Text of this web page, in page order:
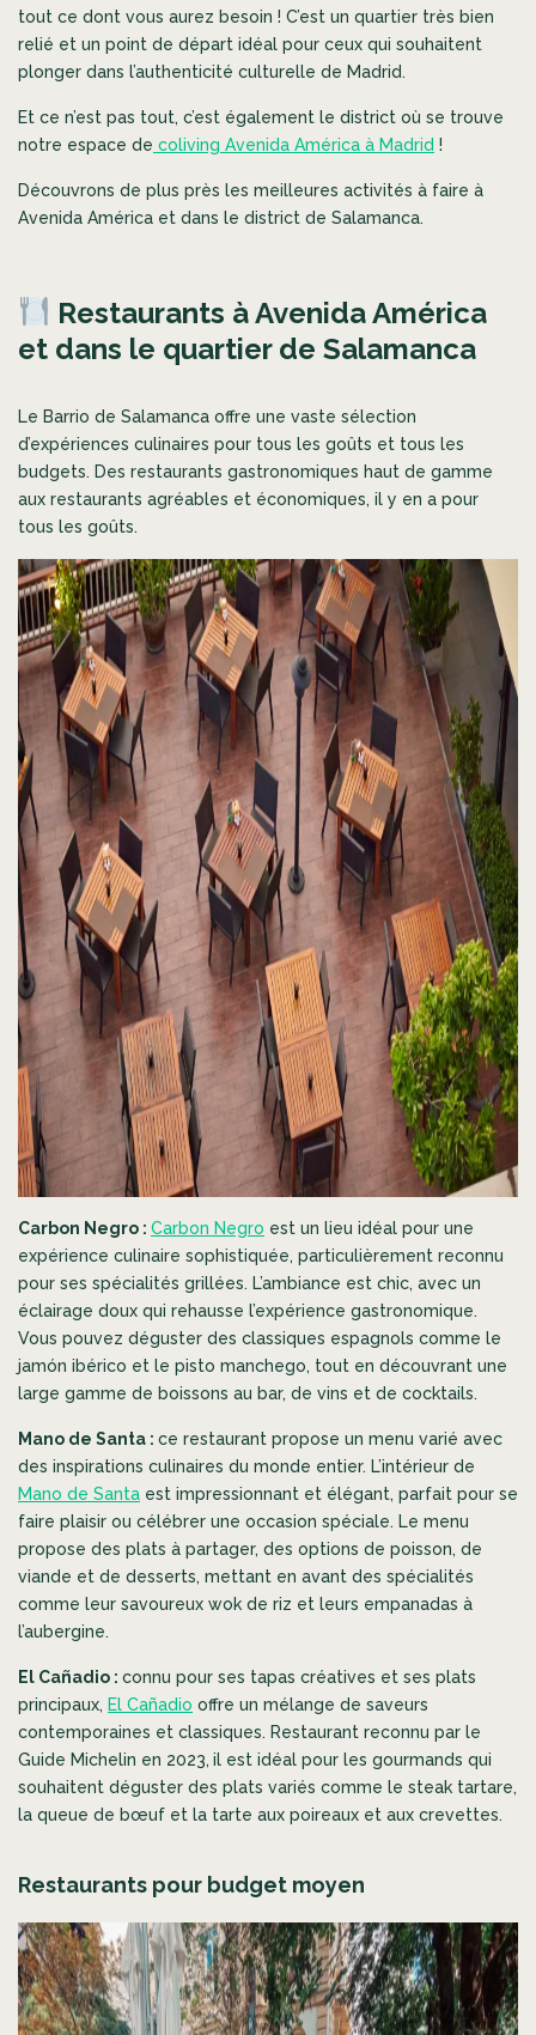
tout ce dont vous aurez besoin ! C’est un quartier très bien
relié et un point de départ idéal pour ceux qui souhaitent
plonger dans l’authenticité culturelle de Madrid.
Et ce n’est pas tout, c’est également le district où se trouve
notre espace de coliving Avenida América à Madrid !
Découvrons de plus près les meilleures activités à faire à
Avenida América et dans le district de Salamanca.
Restaurants à Avenida América
et dans le quartier de Salamanca
Le Barrio de Salamanca offre une vaste sélection
d’expériences culinaires pour tous les goûts et tous les
budgets. Des restaurants gastronomiques haut de gamme
aux restaurants agréables et économiques, il y en a pour
tous les goûts.
Carbon Negro : Carbon Negro est un lieu idéal pour une
expérience culinaire sophistiquée, particulièrement reconnu
pour ses spécialités grillées. L’ambiance est chic, avec un
éclairage doux qui rehausse l’expérience gastronomique.
Vous pouvez déguster des classiques espagnols comme le
jamón ibérico et le pisto manchego, tout en découvrant une
large gamme de boissons au bar, de vins et de cocktails.
Mano de Santa : ce restaurant propose un menu varié avec
des inspirations culinaires du monde entier. L’intérieur de
Mano de Santa est impressionnant et élégant, parfait pour se
faire plaisir ou célébrer une occasion spéciale. Le menu
propose des plats à partager, des options de poisson, de
viande et de desserts, mettant en avant des spécialités
comme leur savoureux wok de riz et leurs empanadas à
l’aubergine.
El Cañadio : connu pour ses tapas créatives et ses plats
principaux, El Cañadio offre un mélange de saveurs
contemporaines et classiques. Restaurant reconnu par le
Guide Michelin en 2023, il est idéal pour les gourmands qui
souhaitent déguster des plats variés comme le steak tartare,
la queue de bœuf et la tarte aux poireaux et aux crevettes.
Restaurants pour budget moyen